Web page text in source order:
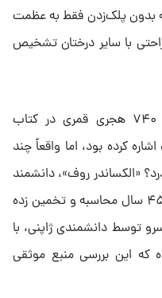
بدون پلک‌زدن فقط به عظمت
با سایر درختان تشخیص
حمدالله مستوفی اولین‌بار در سال ۷۴۰ هجری قمری در کتاب
کرده بود، اما واقعاً چند
«الکساندر روف»، دانشمند
روسی، سن این درخت را ۴۰۰۰ تا ۴۵۰۰ سال محاسبه و تخمین زده
توسط دانشمندی ژاپنی، با
شده که این بررسی منبع موثقی